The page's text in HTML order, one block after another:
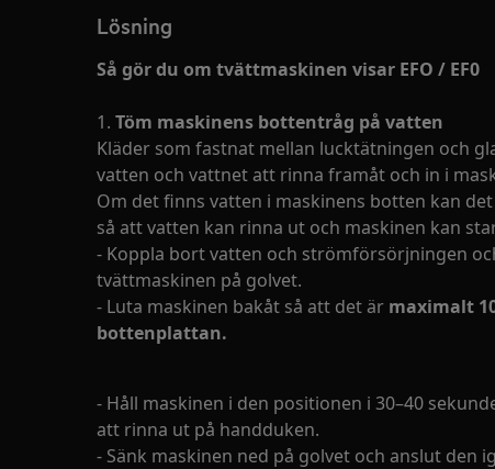
Lösning
Så gör du om tvättmaskinen visar EFO / EF0
1. Töm maskinens bottentråg på vatten
Kläder som fastnat mellan lucktätningen och
vatten och vattnet att rinna framåt och in i
Om det finns vatten i maskinens botten kan
så att vatten kan rinna ut och maskinen kan
- Koppla bort vatten och strömförsörjningen
tvättmaskinen på golvet.
- Luta maskinen bakåt så att det är maximalt
bottenplattan.
- Håll maskinen i den positionen i 30–40
att rinna ut på handduken.
- Sänk maskinen ned på golvet och anslut den